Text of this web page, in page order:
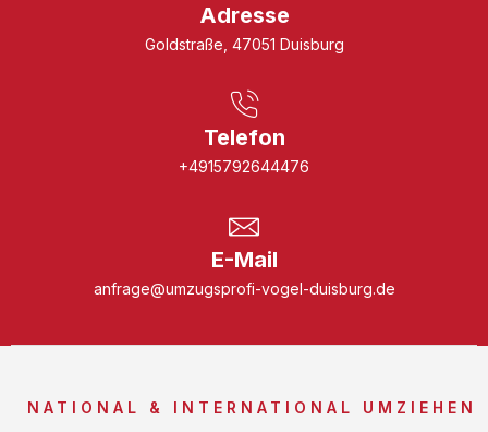
Adresse
Goldstraße, 47051 Duisburg
Telefon
+4915792644476
E-Mail
anfrage@umzugsprofi-vogel-duisburg.de
NATIONAL & INTERNATIONAL UMZIEHEN